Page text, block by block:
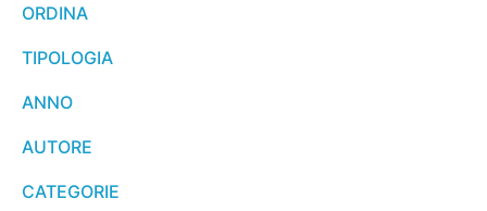
ORDINA
TIPOLOGIA
ANNO
AUTORE
CATEGORIE